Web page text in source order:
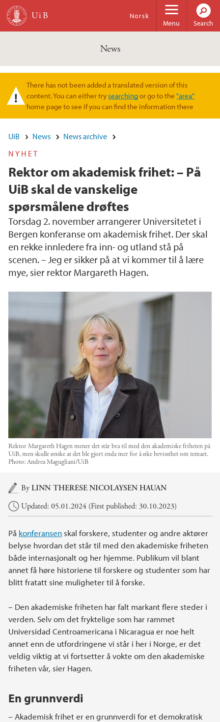
Skip to main content
Menu
Norsk
Search
News
Warning message
There has not been added a translated version of this
content. You can either trysearchingor go to the"area"
home page to see if you can find the information there
UiB News
News archive
NYHET
Rektor om akademisk frihet: – På
UiB skal de vanskelige
spørsmålene drøftes
Torsdag 2. november arrangerer Universitetet i
Bergen konferanse om akademisk frihet. Der skal
en rekke innledere fra inn- og utland stå på
scenen. – Jeg er sikker på at vi kommer til å lære
mye, sier rektor Margareth Hagen.
Rektor Margareth Hagen mener det står bra til med den akademiske friheten på
UiB, men skulle ønske at det ble gjort enda mer for å øke bevissthet om temaet.
Photo:Andrea Magugliani/UiB
Main content
ByLINN THERESE NICOLAYSEN HAUAN
Updated: 05.01.2024 (First published: 30.10.2023)
På konferansen skal forskere, studenter og andre aktører
belyse hvordan det står til med den akademiske friheten
både internasjonalt og her hjemme. Publikum vil blant
annet få høre historiene til forskere og studenter som har
blitt fratatt sine muligheter til å forske.
– Den akademiske friheten har falt markant flere steder i
verden. Selv om det fryktelige som har rammet
Universidad Centroamericana i Nicaragua er noe helt
annet enn de utfordringene vi står i her i Norge, er det
veldig viktig at vi fortsetter å vokte om den akademiske
friheten vår, sier Hagen.
En grunnverdi
– Akademisk frihet er en grunnverdi for et demokratisk